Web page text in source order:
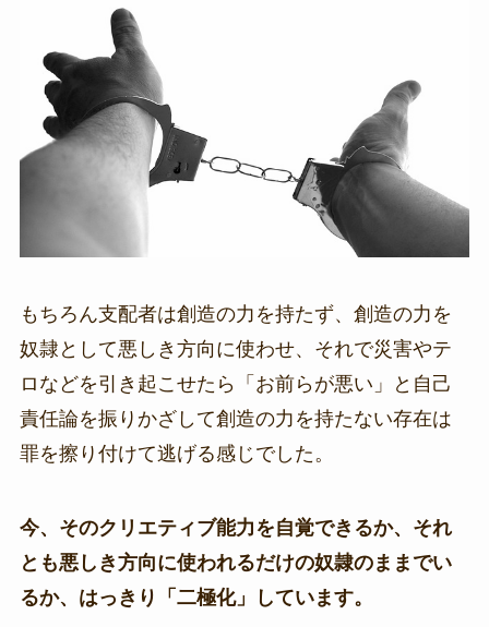
もちろん支配者は創造の力を持たず、創造の力を
奴隷として悪しき方向に使わせ、それで災害やテ
ロなどを引き起こせたら「お前らが悪い」と自己
責任論を振りかざして創造の力を持たない存在は
罪を擦り付けて逃げる感じでした。
今、そのクリエティブ能力を自覚できるか、それ
とも悪しき方向に使われるだけの奴隷のままでい
るか、はっきり「二極化」しています。